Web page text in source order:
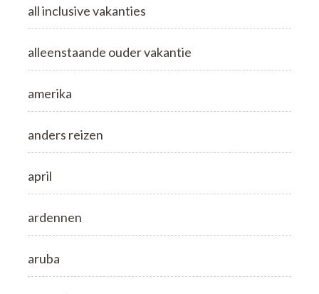
all inclusive vakanties
alleenstaande ouder vakantie
amerika
anders reizen
april
ardennen
aruba